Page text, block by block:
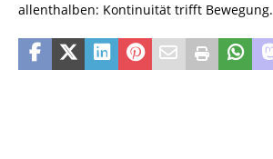
allenthalben: Kontinuität trifft Bewegung.